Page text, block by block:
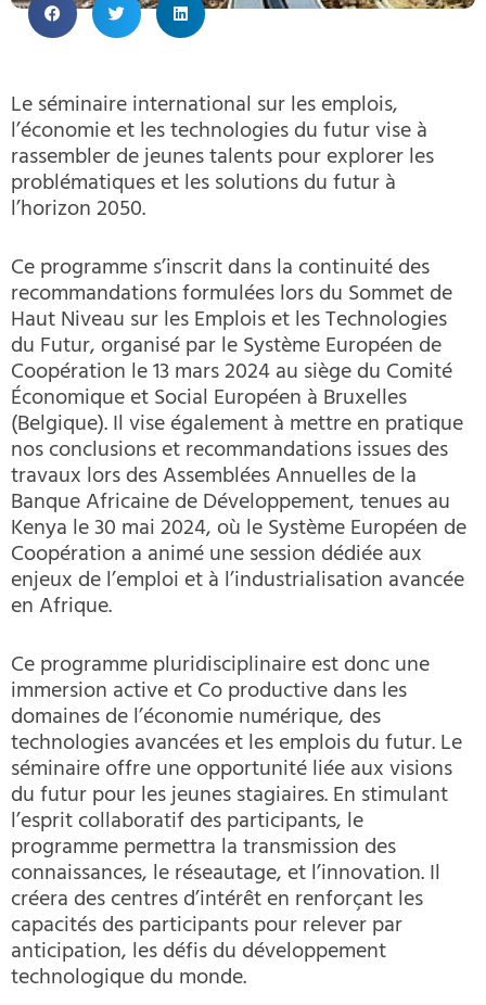
Le séminaire international sur les emplois,
l’économie et les technologies du futur vise à
rassembler de jeunes talents pour explorer les
problématiques et les solutions du futur à
l’horizon 2050.
Ce programme s’inscrit dans la continuité des
recommandations formulées lors du Sommet de
Haut Niveau sur les Emplois et les Technologies
du Futur, organisé par le Système Européen de
Coopération le 13 mars 2024 au siège du Comité
Économique et Social Européen à Bruxelles
(Belgique). Il vise également à mettre en pratique
nos conclusions et recommandations issues des
travaux lors des Assemblées Annuelles de la
Banque Africaine de Développement, tenues au
Kenya le 30 mai 2024, où le Système Européen de
Coopération a animé une session dédiée aux
enjeux de l’emploi et à l’industrialisation avancée
en Afrique.
Ce programme pluridisciplinaire est donc une
immersion active et Co productive dans les
domaines de l’économie numérique, des
technologies avancées et les emplois du futur. Le
séminaire offre une opportunité liée aux visions
du futur pour les jeunes stagiaires. En stimulant
l’esprit collaboratif des participants, le
programme permettra la transmission des
connaissances, le réseautage, et l’innovation. Il
créera des centres d’intérêt en renforçant les
capacités des participants pour relever par
anticipation, les défis du développement
technologique du monde.